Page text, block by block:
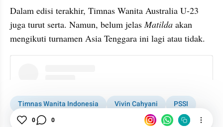
Dalam edisi terakhir, Timnas Wanita Australia U-23
juga turut serta. Namun, belum jelas Matilda akan
mengikuti turnamen Asia Tenggara ini lagi atau tidak.
Timnas Wanita Indonesia Vivin Cahyani
PSSI
ASEAN Women's Cup
Sepak Bola Wanita
0 0